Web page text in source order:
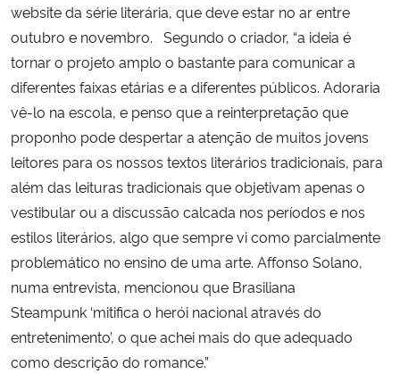
website da série literária, que deve estar no ar entre
outubro e novembro. Segundo o criador, “a ideia é
tornar o projeto amplo o bastante para comunicar a
diferentes faixas etárias e a diferentes públicos. Adoraria
vê-lo na escola, e penso que a reinterpretação que
proponho pode despertar a atenção de muitos jovens
leitores para os nossos textos literários tradicionais, para
além das leituras tradicionais que objetivam apenas o
vestibular ou a discussão calcada nos períodos e nos
estilos literários, algo que sempre vi como parcialmente
problemático no ensino de uma arte. Affonso Solano,
numa entrevista, mencionou que Brasiliana
Steampunk ‘mitifica o herói nacional através do
entretenimento’, o que achei mais do que adequado
como descrição do romance.”